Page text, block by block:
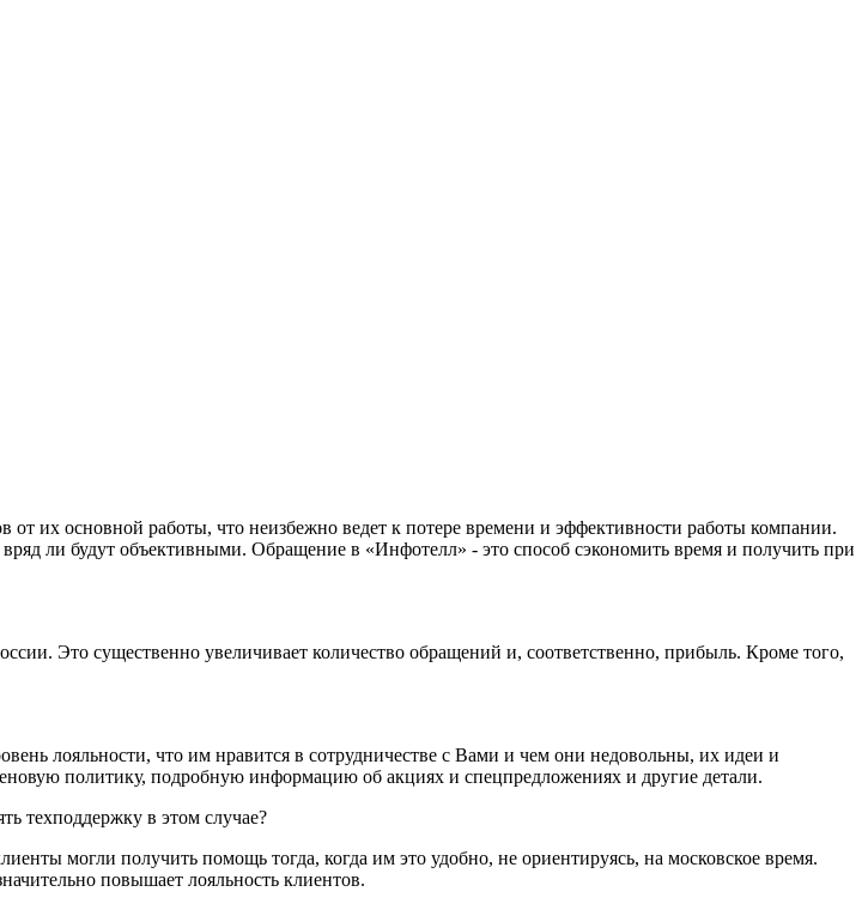
их основной работы, что неизбежно ведет к потере времени и эффективности работы компании.
ли будут объективными. Обращение в «Инфотелл» - это способ сэкономить время и получить при
Это существенно увеличивает количество обращений и, соответственно, прибыль. Кроме того,
лояльности, что им нравится в сотрудничестве с Вами и чем они недовольны, их идеи и
политику, подробную информацию об акциях и спецпредложениях и другие детали.
техподдержку в этом случае?
могли получить помощь тогда, когда им это удобно, не ориентируясь, на московское время.
повышает лояльность клиентов.